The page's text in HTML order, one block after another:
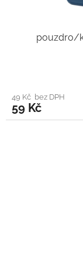
pouzdro/
49 Kč bez DPH
59 Kč